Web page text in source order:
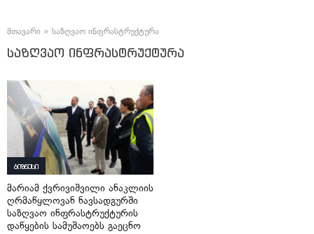
მთავარი » საზღვაო ინფრასტრუქტურა
საზღვაო ინფრასტრუქტურა
ბიზნესი
მარიამ ქვრივიშვილი ანაკლიის
ღრმაწყლოვან ნავსადგურში
საზღვაო ინფრასტრუქტურის
დაწყების სამუშაოებს გაეცნო